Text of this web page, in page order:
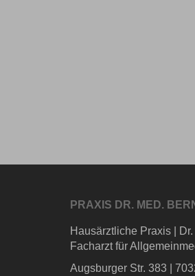
PRAXIS DR. MED.
Hausärztliche Praxis
Facharzt für
Augsburger Str. 383